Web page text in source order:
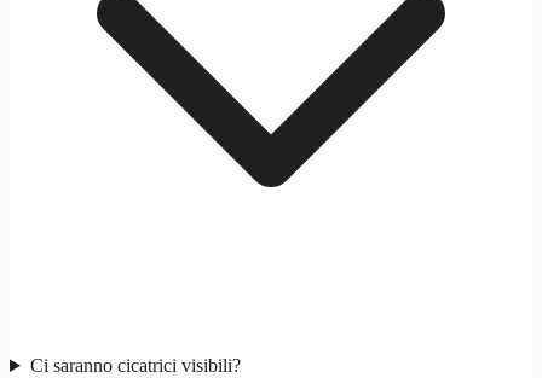
Ci saranno cicatrici visibili?